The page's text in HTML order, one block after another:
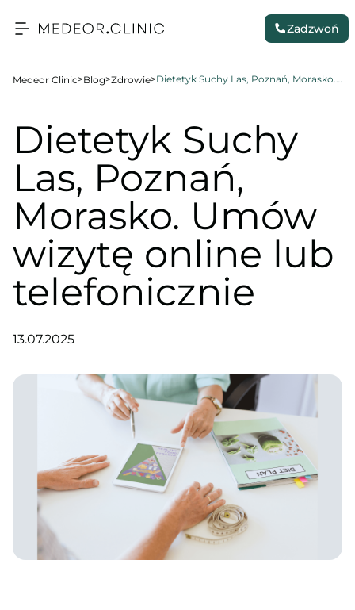
Zadzwoń
Medeor Clinic>Blog>Zdrowie> Dietetyk Suchy Las, Poznań, Morasko. Umów wizytę online lub telefonicznie
Dietetyk Suchy
Las, Poznań,
Morasko. Umów
wizytę online lub
telefonicznie
13.07.2025